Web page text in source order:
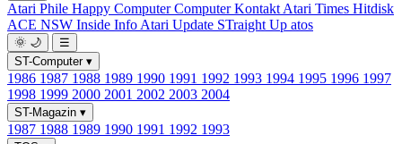
Atari Phile Happy ComputerComputer Kontakt Atari Times Hitdisk
ACE NSW Inside Info Atari Update STraight Up atos
🌞 🌙
☰
ST-Computer ▾
1986 1987 1988 1989 1990 1991 1992 1993 1994 1995 1996 1997
1998 1999 2000 2001 2002 2003 2004
ST-Magazin ▾
1987 1988 1989 1990 1991 1992 1993